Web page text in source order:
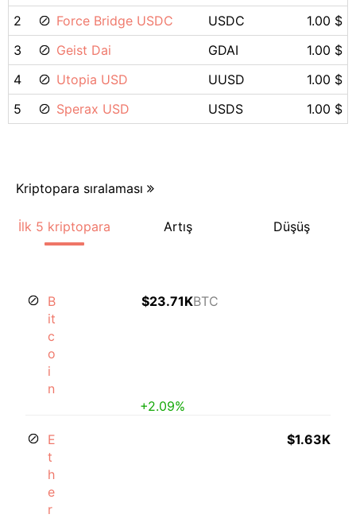
2
Force Bridge USDC USDC
1.00 $
3
Geist Dai GDAI
1.00 $
4
Utopia USD UUSD
1.00 $
5
Sperax USD USDS 1.00 $
Kriptopara sıralaması
İlk 5 kriptopara Artış Düşüş
B
it
c
o
i
n
$23.71KBTC
+2.09%
E
t
h
e
r
$1.63K